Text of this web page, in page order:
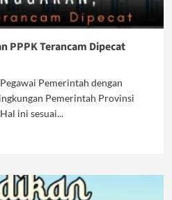
PPPK Terancam Dipecat
Pemerintah dengan
Pemerintah Provinsi
ini sesuai...